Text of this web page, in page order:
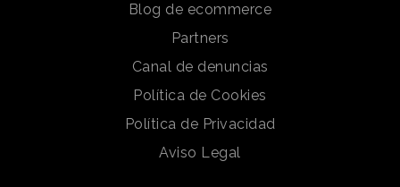
Blog de ecommerce
Partners
Canal de denuncias
Política de Cookies
Política de Privacidad
Aviso Legal